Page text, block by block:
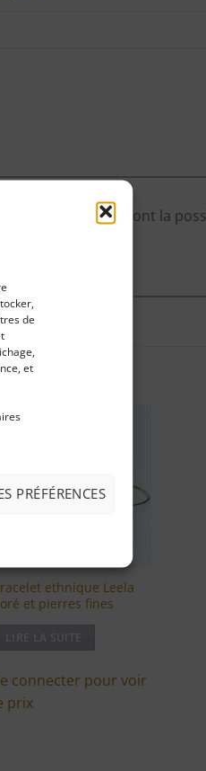
de
et
PRÉFÉRENCES
acheté ce produit ont la
d'envies
ethnique Leela
et pierres fines
connecter pour voir
prix